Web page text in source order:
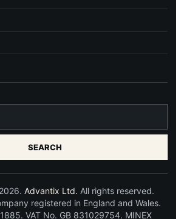
SEARCH
Advantix Ltd. All rights reserved.
registered in England and Wales.
VAT No. GB 831029754. MINEX